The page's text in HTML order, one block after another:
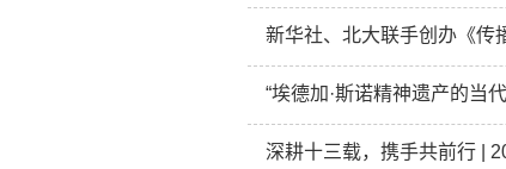
新华社、北大联手创办《传
“埃德加·斯诺精神遗产的当
深耕十三载，携手共前行 |